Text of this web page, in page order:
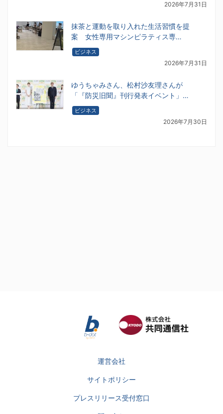
2026年7月31日
抹茶と運動を取り入れた生活習慣を提
案 女性専用マシンピラティス専…
ビジネス
2026年7月31日
ゆうちゃみさん、松村沙友理さんが
「『防災旧聞』刊行発表イベント」…
ビジネス
2026年7月30日
運営会社
サイトポリシー
プレスリリース受付窓口